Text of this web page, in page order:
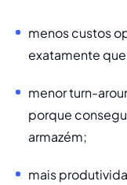
menos custos
exatamente
menor turn-
porque
armazém;